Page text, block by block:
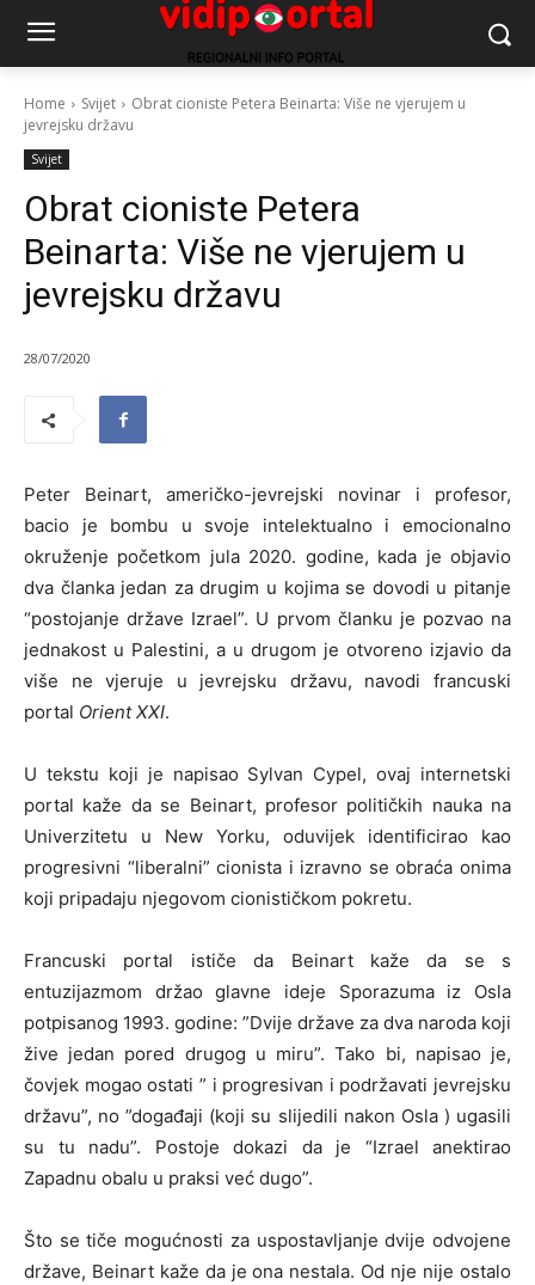
Home Svijet
Obrat cioniste Petera Beinarta: Više ne vjerujem u
jevrejsku državu
Svijet
Obrat cioniste Petera
Beinarta: Više ne vjerujem u
jevrejsku državu
28/07/2020
Peter Beinart, američko-jevrejski novinar i profesor,
bacio je bombu u svoje intelektualno i emocionalno
okruženje početkom jula 2020. godine, kada je objavio
dva članka jedan za drugim u kojima se dovodi u pitanje
“postojanje države Izrael”. U prvom članku je pozvao na
jednakost u Palestini, a u drugom je otvoreno izjavio da
više ne vjeruje u jevrejsku državu, navodi francuski
portal Orient XXI.
U tekstu koji je napisao Sylvan Cypel, ovaj internetski
portal kaže da se Beinart, profesor političkih nauka na
Univerzitetu u New Yorku, oduvijek identificirao kao
progresivni “liberalni” cionista i izravno se obraća onima
koji pripadaju njegovom cionističkom pokretu.
Francuski portal ističe da Beinart kaže da se s
entuzijazmom držao glavne ideje Sporazuma iz Osla
potpisanog 1993. godine: ”Dvije države za dva naroda koji
žive jedan pored drugog u miru”. Tako bi, napisao je,
čovjek mogao ostati ” i progresivan i podržavati jevrejsku
državu”, no ”događaji (koji su slijedili nakon Osla ) ugasili
su tu nadu”. Postoje dokazi da je “Izrael anektirao
Zapadnu obalu u praksi već dugo”.
Što se tiče mogućnosti za uspostavljanje dvije odvojene
države, Beinart kaže da je ona nestala. Od nje nije ostalo